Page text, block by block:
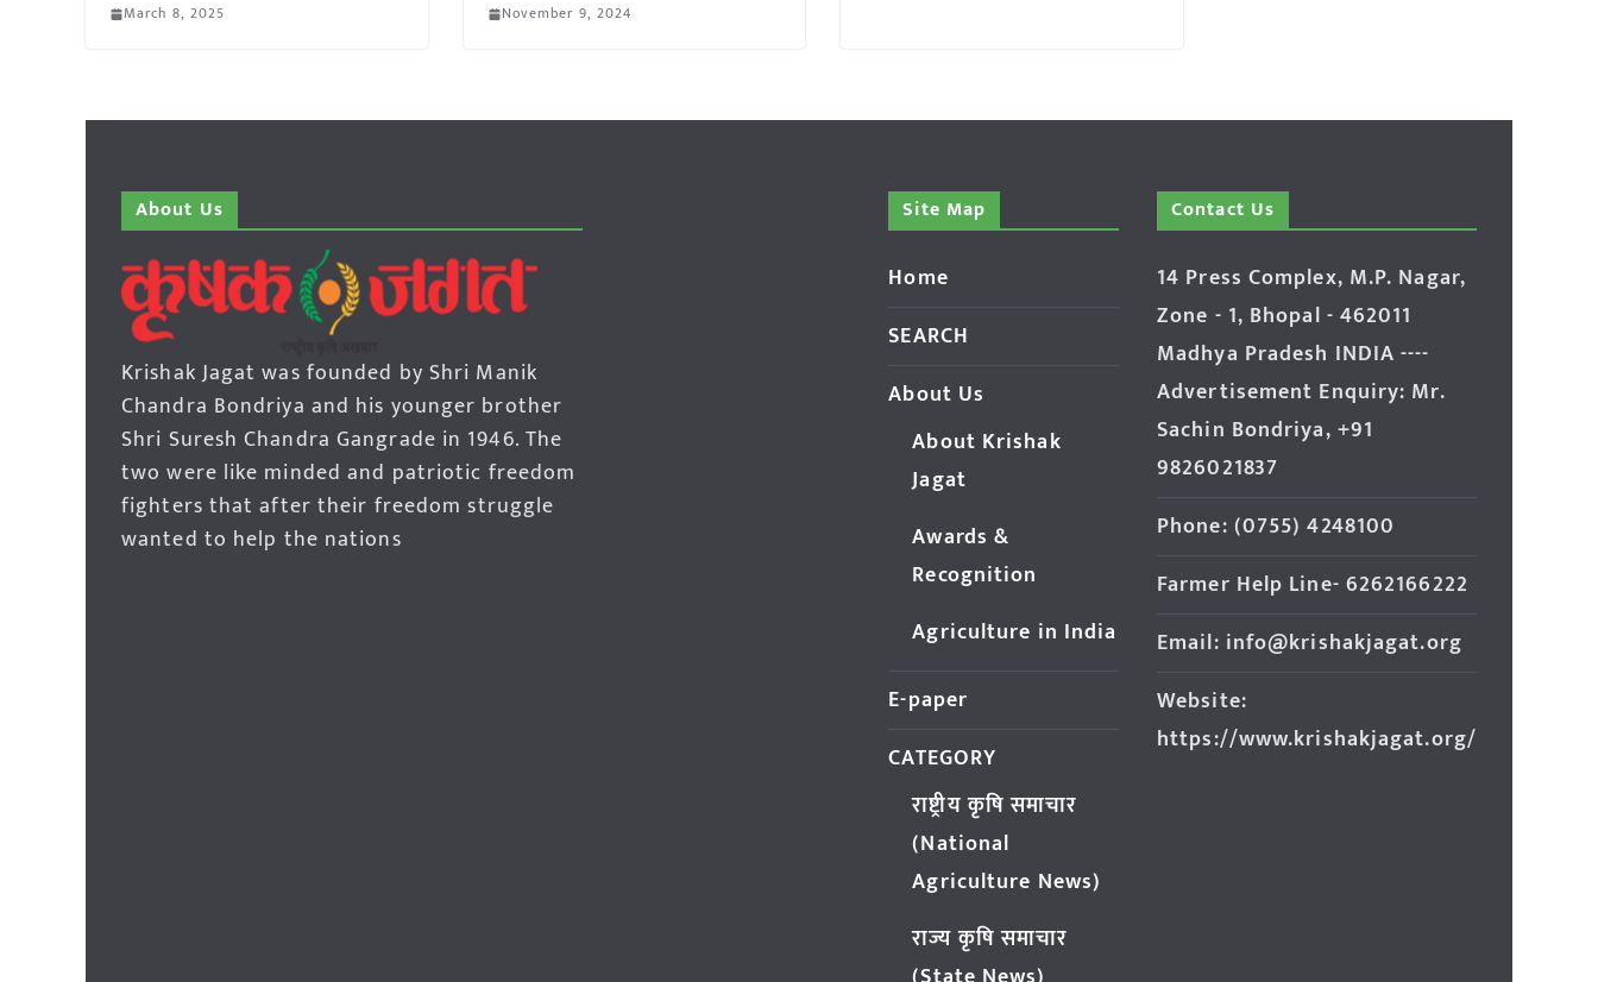
March 8, 2025 November 9, 2024
About Us
Krishak Jagat was founded by Shri Manik
Chandra Bondriya and his younger brother
Shri Suresh Chandra Gangrade in 1946. The
two were like minded and patriotic freedom
fighters that after their freedom struggle
wanted to help the nations
Site Map
Home
SEARCH
About Us
About Krishak
Jagat
Awards &
Recognition
Agriculture in India
E-paper
CATEGORY
राष्ट्रीय कृषि समाचार
(National
Agriculture News)
राज्य कृषि समाचार
Contact Us
14 Press Complex, M.P. Nagar,
Zone - 1, Bhopal - 462011
Madhya Pradesh INDIA ----
Advertisement Enquiry: Mr.
Sachin Bondriya, +91
9826021837
Phone: (0755) 4248100
Farmer Help Line- 6262166222
Email: info@krishakjagat.org
Website:
https://www.krishakjagat.org/